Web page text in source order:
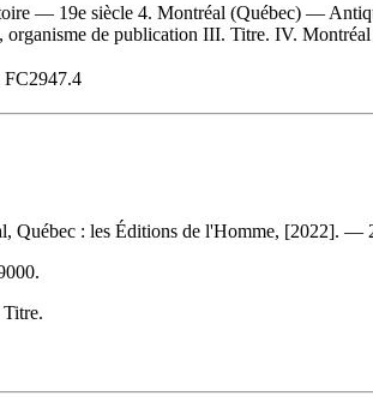
— 19e siècle 4. Montréal (Québec) —
de publication III. Titre. IV. Montréal
FC2947.4
: les Éditions de l'Homme, [2022]. —
.